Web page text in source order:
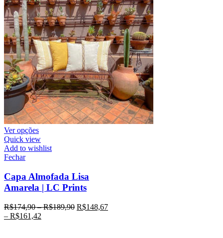
Ver opções
Quick view
Add to wishlist
Fechar
Capa Almofada Lisa
Amarela | LC Prints
R$174,90–R$189,90 R$148,67
– R$161,42